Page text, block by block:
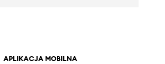
APLIKACJA MOBILNA